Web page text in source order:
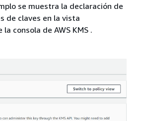
se muestra la declaración de
de claves en la vista
consola de AWS KMS .